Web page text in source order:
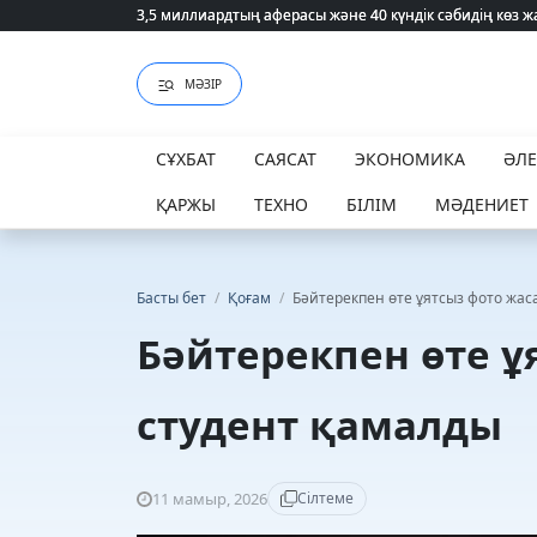
3,5 миллиардтың аферасы және 40 күндік сәбидің
3,5 миллиардтың аферасы және 40 күндік сәбидің
МӘЗІР
СҰХБАТ САЯСАТ ЭКОНОМИКА
ҚАРЖЫ
ТЕХНО БІЛІМ МӘДЕНИЕТ
Басты бет / Қоғам / Бәйтерекпен өте ұятсыз фото
Бәйтерекпен өте
студент қамалды
11 мамыр, 2026 Сілтеме